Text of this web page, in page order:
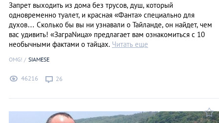
Запрет выходить из дома без трусов, душ, который
одновременно туалет, и красная «Фанта» специально для
духов… Сколько бы вы ни узнавали о Тайланде, он найдет, чем
вас удивить! «ЗаграNица» предлагает вам ознакомиться с 10
необычными фактами о тайцах. Читать еще
OMG! SIAMESE
46216 26